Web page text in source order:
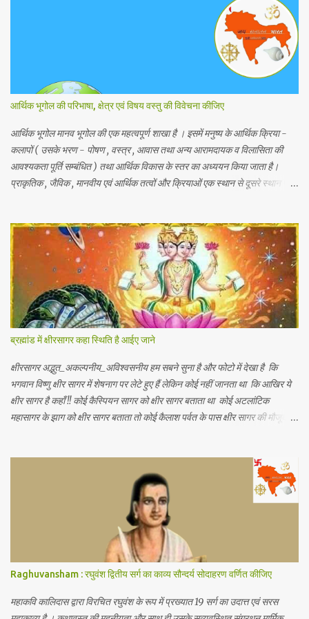
आर्थिक भूगोल की परिभाषा, क्षेत्र एवं विषय वस्तु की विवेचना कीजिए
आर्थिक भूगोल मानव भूगोल की एक महत्वपूर्ण शाखा है । इसमें मनुष्य के आर्थिक क्रिया -
कलापों ( उसके भरण - पोषण , वस्त्र , आवास तथा अन्य आरामदायक व विलासिता की
आवश्यकता पूर्ति सम्बंधित ) तथा आर्थिक विकास के स्तर का अध्ययन किया जाता है।
प्राकृतिक , जैविक , मानवीय एवं आर्थिक तत्वों और क्रियाओं एक स्थान से दूसरे स्थान पर
विद्वानों ने निम्नलिखित प्रमुख परिभाषाएं दी है। 1.प्रो . ब्राउन के शब्दों में - आर्थिक भूगोल
की वह शाखा है जिसमें प्राकृतिक वातावरण ( जड़ और चेतन ) के मनुष्य की आर्थिक
क्रियाओं पर पड़ने वाले प्रभावों का अध्ययन होता है। 2. रूरबैक के शब्दों में - "आर्थिक
भूगोल एक क्षेत्र के आर्थिक जीवन क वर्णन है, जिसके अन्तर्गत भौगोलिक वातावरण के
नियंत्रण या प्रभाव को आर्थिक जन जीवन पर देखा जा सकें। " 3. आर. ई मरफी के
अनुसार -" आर्थिक भूगोल मनुष्य के जीवकोपार्जन की विधियों में से एक स्था...
ब्रह्मांड में क्षीरसागर कहा स्थिति है आईए जाने
क्षीरसागर अद्भुत_अकल्पनीय_अविश्वसनीय हम सबने सुना है और फोटो में देखा है कि
भगवान विष्णु क्षीर सागर में शेषनाग पर लेटे हुए हैं लेकिन कोई नहीं जानता था कि आखिर ये
क्षीर सागर है कहाँ !! कोई कैस्पियन सागर को क्षीर सागर बताता था कोई अटलांटिक
महासागर के झाग को क्षीर सागर बताता तो कोई कैलाश पर्वत के पास क्षीर सागर की मौजूदगी
बड़ा है जिसमें पृथ्वी पर मौजूद कुल पानी से 140 ट्रिलियन गुणा अधिक पानी है (1
ट्रिलियन = 1 लाख करोड़) अंतरिक्ष में पानी का ये असीमित महासागर हमारी पृथ्वी से
लगभग 12 अरब प्रकाश वर्ष दूर है (1 प्रकाश वर्ष = 1 साल में प्रकाश जितनी दूरी तय कर
पाती है) जहाँ यह सैकड़ों प्रकाश वर्ष के क्षेत्र में फैला हुआ है जिसकी खोज खगोलविदों की
दो टीमों ने की है इस महासागर को क्वासर के गैसीय क्षेत्र में खोजा गया है जो एक ब्लैक होल
द्वारा संचालित आकाशगंगा के केंद्र में एक...
Raghuvansham : रघुवंश द्वितीय सर्ग का काव्य सौन्दर्य सोदाहरण वर्णित कीजिए
महाकवि कालिदास द्वारा विरचित रघुवंश के रूप में प्रख्यात 19 सर्ग का उदात्त एवं सरस